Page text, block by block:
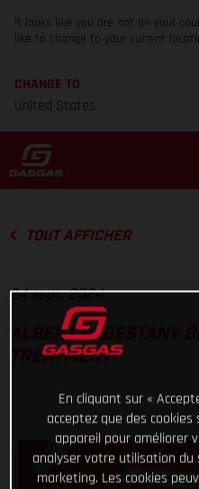
It looks like you are not on your
like to change to your current
CHANGE TO
United States
TOUT AFFICHER
24 sept. 2024
ALBERT CABESTANY
TREATMENT!
En cliquant sur «
acceptez que des
appareil pour améliorer
analyser votre utilisation
marketing. Les cookies